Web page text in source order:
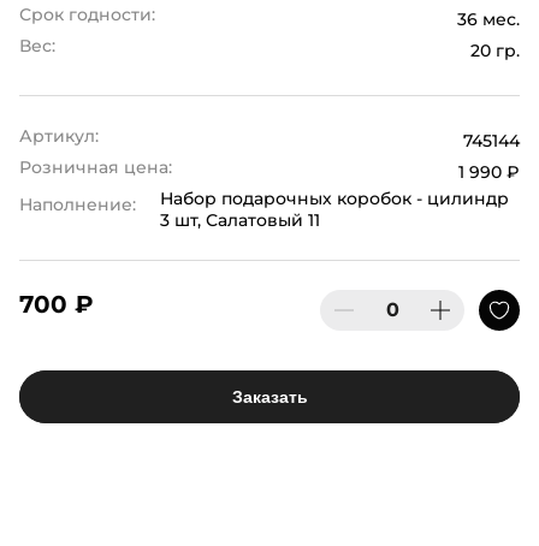
Срок годности:
36 мес.
Вес:
20 гр.
Артикул:
745144
Розничная цена:
1 990 ₽
Наполнение:
Набор подарочных коробок - цилиндр
3 шт, Салатовый 11
700 ₽
Заказать